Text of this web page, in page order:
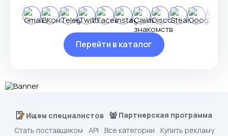
Перейти в каталог
Ищем специалистов
Партнерская программа
Стать поставщиком
API Все категории
Купить рекламу